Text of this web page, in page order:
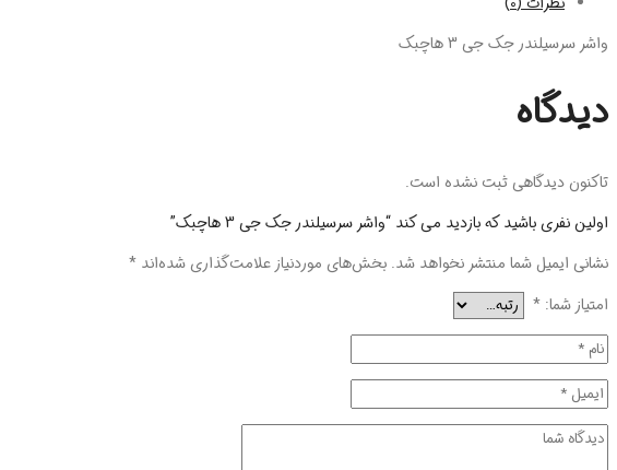
واشر سرسیلندر جک جی 3 هاچبک
دیدگاه
تاکنون دیدگاهی ثبت نشده است.
اولین نفری باشید که بازدید می کند “واشر سرسیلندر جک جی 3 هاچبک”
نشانی ایمیل شما منتشر نخواهد شد. بخش‌های موردنیاز علامت‌گذاری شده‌اند *
امتیاز شما: *